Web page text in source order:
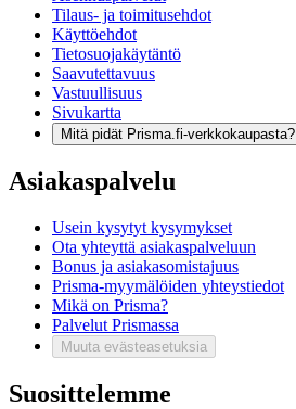
Tilaus- ja toimitusehdot
Käyttöehdot
Tietosuojakäytäntö
Saavutettavuus
Vastuullisuus
Sivukartta
Mitä pidät Prisma.fi-verkkokaupasta?
Asiakaspalvelu
Usein kysytyt kysymykset
Ota yhteyttä asiakaspalveluun
Bonus ja asiakasomistajuus
Prisma-myymälöiden yhteystiedot
Mikä on Prisma?
Palvelut Prismassa
Muuta evästeasetuksia
Suosittelemme